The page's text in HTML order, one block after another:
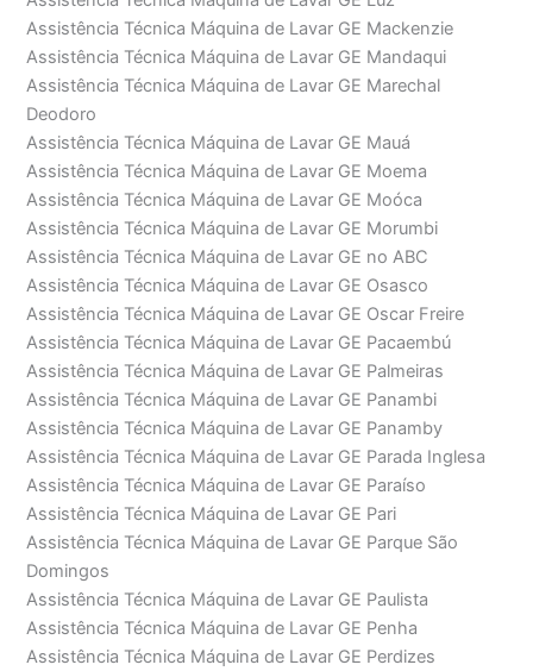
Assistência Técnica Máquina de Lavar GE Mackenzie
Assistência Técnica Máquina de Lavar GE Mandaqui
Assistência Técnica Máquina de Lavar GE Marechal
Deodoro
Assistência Técnica Máquina de Lavar GE Mauá
Assistência Técnica Máquina de Lavar GE Moema
Assistência Técnica Máquina de Lavar GE Moóca
Assistência Técnica Máquina de Lavar GE Morumbi
Assistência Técnica Máquina de Lavar GE no ABC
Assistência Técnica Máquina de Lavar GE Osasco
Assistência Técnica Máquina de Lavar GE Oscar Freire
Assistência Técnica Máquina de Lavar GE Pacaembú
Assistência Técnica Máquina de Lavar GE Palmeiras
Assistência Técnica Máquina de Lavar GE Panambi
Assistência Técnica Máquina de Lavar GE Panamby
Assistência Técnica Máquina de Lavar GE Parada Inglesa
Assistência Técnica Máquina de Lavar GE Paraíso
Assistência Técnica Máquina de Lavar GE Pari
Assistência Técnica Máquina de Lavar GE Parque São
Domingos
Assistência Técnica Máquina de Lavar GE Paulista
Assistência Técnica Máquina de Lavar GE Penha
Assistência Técnica Máquina de Lavar GE Perdizes